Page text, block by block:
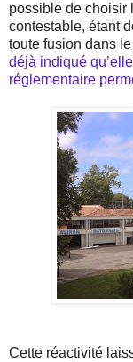
possible de choisir
contestable, étant
toute fusion dans
déjà indiqué
réglementaire
Cette réactivité